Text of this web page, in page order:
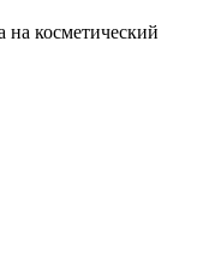
на косметический